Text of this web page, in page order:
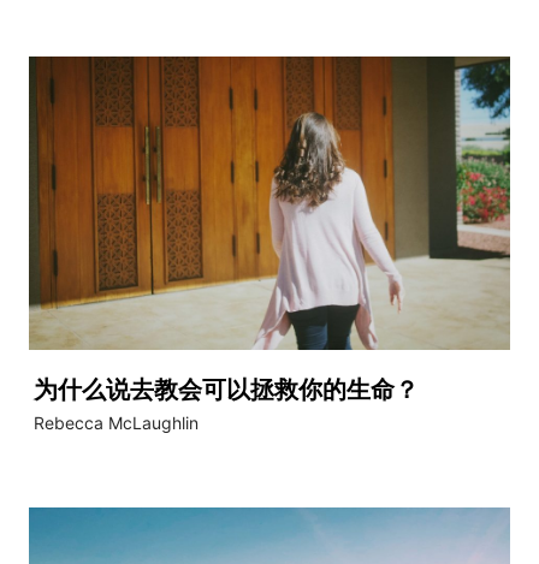
为什么说去教会可以拯救你的生命？
Rebecca McLaughlin